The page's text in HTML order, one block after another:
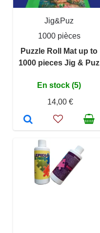
Jig&Puz
1000 pièces
Puzzle Roll Mat up to
1000 pieces Jig & Puz
En stock (5)
14,00 €